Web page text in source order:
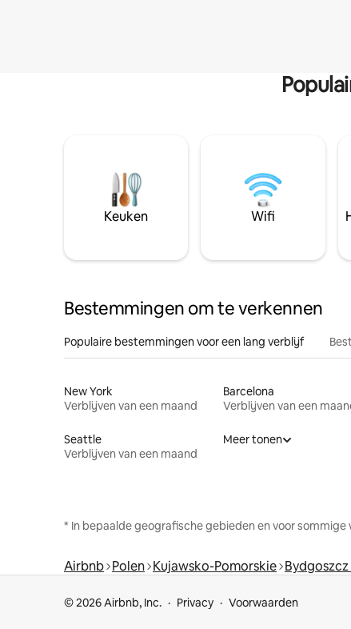
Keuken Wifi
Bestemmingen om te verkennen
Populaire bestemmingen voor een lang verblijf
New York
Verblijven van een maand
Barcelona
Verblijven van een
Seattle
Verblijven van een maand
Meer tonen
* In bepaalde geografische gebieden en voor
Airbnb Polen Kujawsko-Pomorskie
© 2026 Airbnb, Inc. Privacy Voorwaarden